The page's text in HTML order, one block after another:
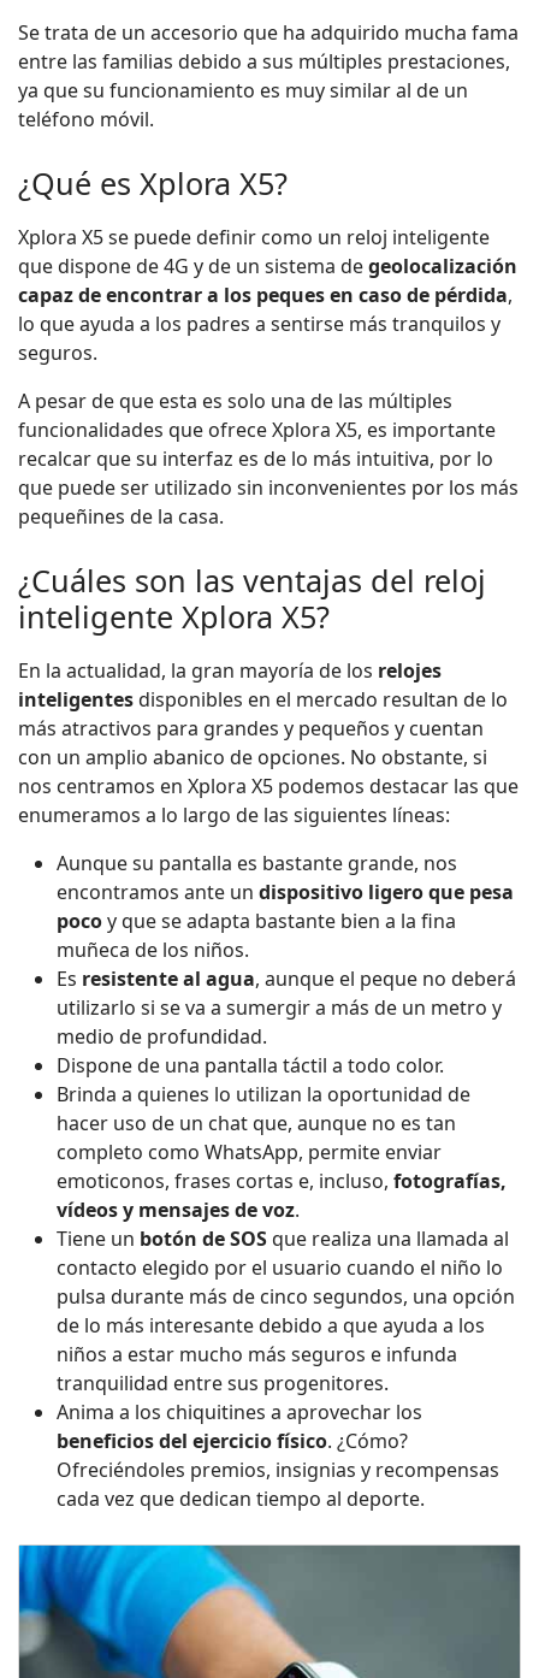
Se trata de un accesorio que ha adquirido mucha fama
entre las familias debido a sus múltiples prestaciones,
ya que su funcionamiento es muy similar al de un
teléfono móvil.
¿Qué es Xplora X5?
Xplora X5 se puede definir como un reloj inteligente
que dispone de 4G y de un sistema degeolocalización
capaz de encontrar a los peques en caso de pérdida,
lo que ayuda a los padres a sentirse más tranquilos y
seguros.
A pesar de que esta es solo una de las múltiples
funcionalidades que ofrece Xplora X5, es importante
recalcar que su interfaz es de lo más intuitiva, por lo
que puede ser utilizado sin inconvenientes por los más
pequeñines de la casa.
¿Cuáles son las ventajas del reloj
inteligente Xplora X5?
En la actualidad, la gran mayoría de los relojes
inteligentesdisponibles en el mercado resultan de lo
más atractivos para grandes y pequeños y cuentan
con un amplio abanico de opciones. No obstante, si
nos centramos en Xplora X5 podemos destacar las que
enumeramos a lo largo de las siguientes líneas:
Aunque su pantalla es bastante grande, nos
encontramos ante un dispositivo ligero que pesa
pocoy que se adapta bastante bien a la fina
muñeca de los niños.
Es resistente al agua, aunque el peque no deberá
utilizarlo si se va a sumergir a más de un metro y
medio de profundidad.
Dispone de una pantalla táctil a todo color.
Brinda a quienes lo utilizan la oportunidad de
hacer uso de un chat que, aunque no es tan
completo como WhatsApp, permite enviar
emoticonos, frases cortas e, incluso, fotografías,
vídeos y mensajes de voz.
Tiene un botón de SOSque realiza una llamada al
contacto elegido por el usuario cuando el niño lo
pulsa durante más de cinco segundos, una opción
de lo más interesante debido a que ayuda a los
niños a estar mucho más seguros e infunda
tranquilidad entre sus progenitores.
Anima a los chiquitines a aprovechar los
beneficios del ejercicio físico. ¿Cómo?
Ofreciéndoles premios, insignias y recompensas
cada vez que dedican tiempo al deporte.